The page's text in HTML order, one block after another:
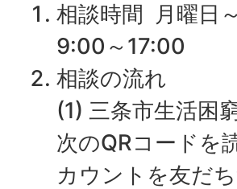
相談時間 月曜日
9:00～17:00
相談の流れ
(1) 三条市生活困
次のQRコードを
カウントを友だ